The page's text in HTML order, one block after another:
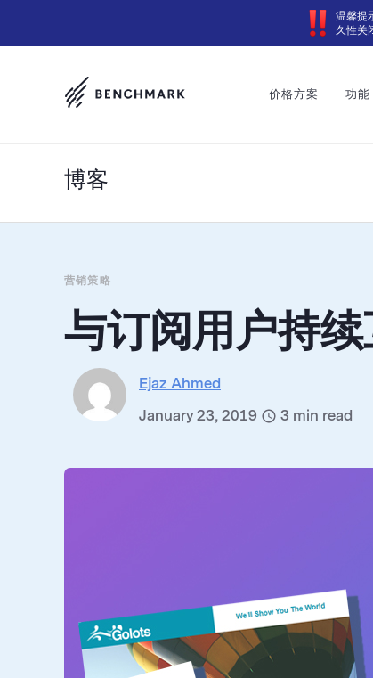
温馨提
久性关
价格方案 功能
博客
营销策略
与订阅用户持
Ejaz Ahmed
January 23, 2019
3 min read